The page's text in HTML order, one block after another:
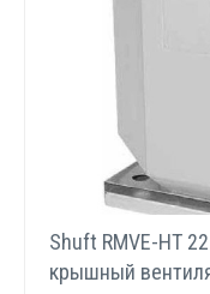
Shuft RMVE-HT
крышный